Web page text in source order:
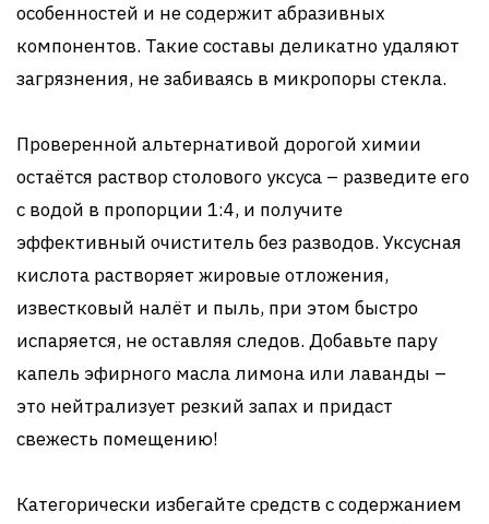
особенностей и не содержит абразивных
компонентов. Такие составы деликатно удаляют
загрязнения, не забиваясь в микропоры стекла.
Проверенной альтернативой дорогой химии
остаётся раствор столового уксуса – разведите его
с водой в пропорции 1:4, и получите
эффективный очиститель без разводов. Уксусная
кислота растворяет жировые отложения,
известковый налёт и пыль, при этом быстро
испаряется, не оставляя следов. Добавьте пару
капель эфирного масла лимона или лаванды –
это нейтрализует резкий запах и придаст
свежесть помещению!
Категорически избегайте средств с содержанием